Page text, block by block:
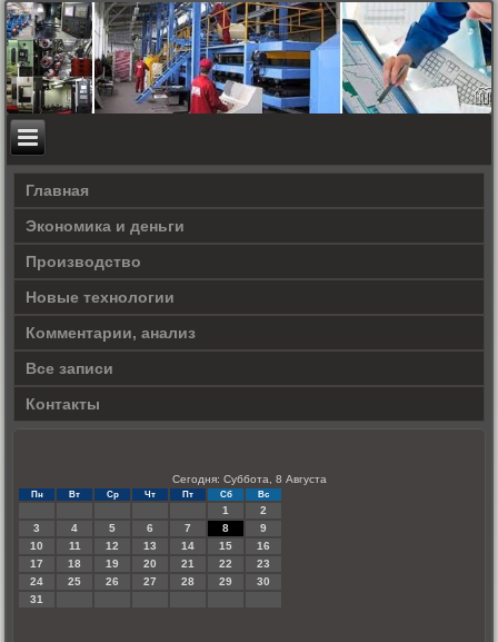
Главная
Экономика и деньги
Производство
Новые технологии
Комментарии, анализ
Все записи
Контакты
Сегодня: Суббота, 8 Августа
Пн Вт Ср Чт Пт Сб Вс
1
2
3
4 5 6 7 8
9
10
11 12 13 14 15
16
17
18 19 20 21 22
23
24
25 26 27 28 29
30
31